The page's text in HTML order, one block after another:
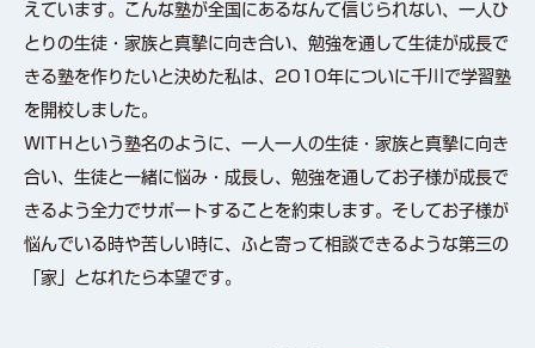
えています。こんな塾が全国にあるなんて信じられない、一人ひ
とりの生徒・家族と真摯に向き合い、勉強を通して生徒が成長で
きる塾を作りたいと決めた私は、2010年についに千川で学習塾
を開校しました。
WITＨという塾名のように、一人一人の生徒・家族と真摯に向き
合い、生徒と一緒に悩み・成長し、勉強を通してお子様が成長で
きるよう全力でサポートすることを約束します。そしてお子様が
悩んでいる時や苦しい時に、ふと寄って相談できるような第三の
「家」となれたら本望です。